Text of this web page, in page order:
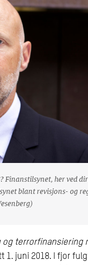
Finanstilsynet, her ved
blant revisjons- og
terrorfinansiering
1. juni 2018. I fjor